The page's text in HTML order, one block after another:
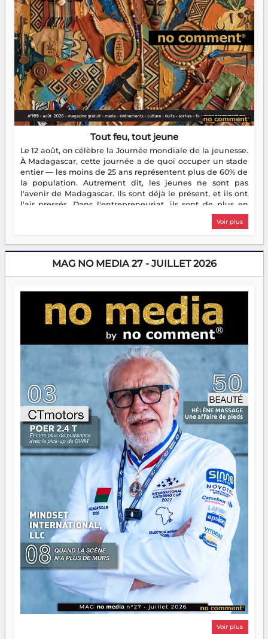
Tout feu, tout jeune
Le 12 août, on célèbre la Journée mondiale de la jeunesse.
À Madagascar, cette journée a de quoi occuper un stade
entier — les moins de 25 ans représentent plus de 60% de
la population. Autrement dit, les jeunes ne sont pas
l'avenir de Madagascar. Ils sont déjà le présent, et ils ont
l'air pressés. Dans l'entrepreneuriat, ils sont de plus en
plus nombreux à se lancer, à créer, à risquer — souvent
sans filet, souvent sans aide, mais toujours avec cette
dorment vraiment la nuit. En culture, les nouvelles sont
encore meilleures. Aina Rasamoelina vient de décrocher le
Prix RFI Instrumental Afrique. Miangaly Elia rafle le Prix
jeunes qui tiennent la torche. Alors oui, on pourrait
s'arrêter là, applaudir et rentrer chez soi satisfait. Mais ce
serait passer à côté d'une chose essentielle. La fougue, ça
brûle fort — et parfois, ça brûle vite. Une flamme sans
direction peut éclairer autant qu'elle peut consumer. C'est
là que les aînés entrent en scène — pas pour reprendre le
gouvernail, mais pour montrer où sont les récifs. Les jeunes
ont la force, les vieux ont l'expérience, comme on dit. Ce
n'est pas un combat de générations — c'est une question
d'équipage. Partagez vos réussites, mais aussi vos échecs.
Surtout vos échecs, d'ailleurs — ils enseignent mieux que
n'importe quel manuel. À Madagascar, la barque avance.
Il faut juste s'assurer que tout le monde rame dans le
même sens.
Voir plus
MAG NO MEDIA 27 - JUILLET 2026
Voir plus